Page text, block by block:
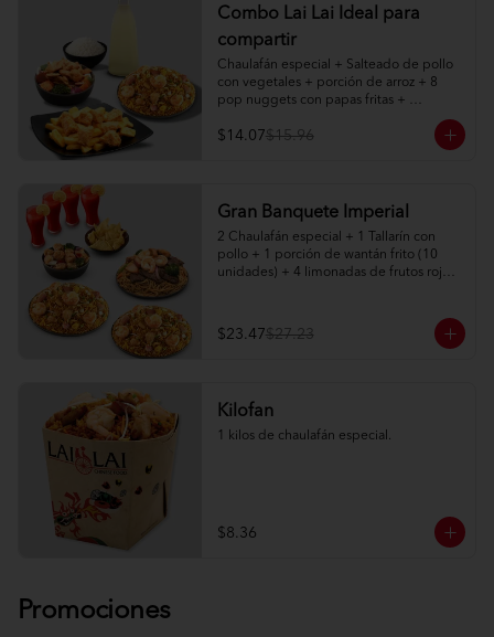
Combo Lai Lai Ideal para
compartir
Chaulafán especial + Salteado de pollo
con vegetales + porción de arroz + 8
pop nuggets con papas fritas +
$14.07$15.96
Gran Banquete Imperial
2 Chaulafán especial + 1 Tallarín con
pollo + 1 porción de wantán frito (10
unidades) + 4 limonadas de frutos rojos.
$23.47$27.23
Kilofan
1 kilos de chaulafán especial.
$8.36
Promociones